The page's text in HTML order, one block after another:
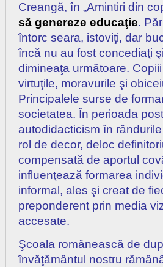
Creangă, în „Amintiri din
să genereze educaţie.
întorc seara, istoviţi, dar
încă nu au fost concediaţi
dimineaţa următoare.
virtuţile, moravurile şi
Principalele surse de
societatea. În perioada
autodidacticism în
rol de decor, deloc
compensată de aportul
influenţează formarea
informal, ales şi creat de
preponderent prin media
accesate.
Şcoala românească de
învăţământul nostru